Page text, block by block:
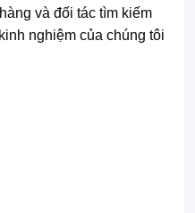
và đối tác tìm kiếm
nghiệm của chúng tôi